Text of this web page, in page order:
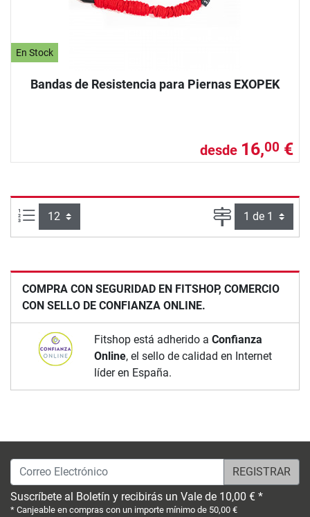
En Stock
Bandas de Resistencia para Piernas EXOPEK
desde 16,00 €
Artículos por página: Página
COMPRA CON SEGURIDAD EN FITSHOP, COMERCIO
CON SELLO DE CONFIANZA ONLINE.
Fitshop está adherido a Confianza
Online, el sello de calidad en Internet
líder en España.
Correo Electrónico
Suscríbete al Boletín y recibirás un Vale de 10,00 € *
* Canjeable en compras con un importe mínimo de 50,00 €